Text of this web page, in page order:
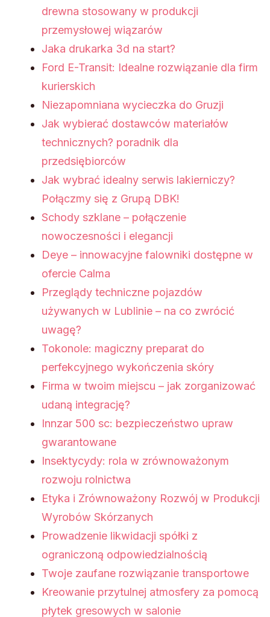
drewna stosowany w produkcji
przemysłowej wiązarów
Jaka drukarka 3d na start?
Ford E-Transit: Idealne rozwiązanie dla firm
kurierskich
Niezapomniana wycieczka do Gruzji
Jak wybierać dostawców materiałów
technicznych? poradnik dla
przedsiębiorców
Jak wybrać idealny serwis lakierniczy?
Połączmy się z Grupą DBK!
Schody szklane – połączenie
nowoczesności i elegancji
Deye – innowacyjne falowniki dostępne w
ofercie Calma
Przeglądy techniczne pojazdów
używanych w Lublinie – na co zwrócić
uwagę?
Tokonole: magiczny preparat do
perfekcyjnego wykończenia skóry
Firma w twoim miejscu – jak zorganizować
udaną integrację?
Innzar 500 sc: bezpieczeństwo upraw
gwarantowane
Insektycydy: rola w zrównoważonym
rozwoju rolnictwa
Etyka i Zrównoważony Rozwój w Produkcji
Wyrobów Skórzanych
Prowadzenie likwidacji spółki z
ograniczoną odpowiedzialnością
Twoje zaufane rozwiązanie transportowe
Kreowanie przytulnej atmosfery za pomocą
płytek gresowych w salonie